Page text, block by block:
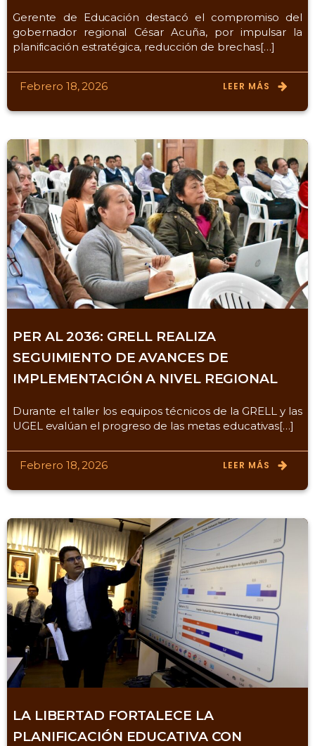
Gerente de Educación destacó el compromiso del
gobernador regional César Acuña, por impulsar la
planificación estratégica, reducción de brechas[…]
Febrero 18, 2026 LEER MÁS
PER AL 2036: GRELL REALIZA
SEGUIMIENTO DE AVANCES DE
IMPLEMENTACIÓN A NIVEL REGIONAL
Durante el taller los equipos técnicos de la GRELL y las
UGEL evalúan el progreso de las metas educativas[…]
Febrero 18, 2026 LEER MÁS
LA LIBERTAD FORTALECE LA
PLANIFICACIÓN EDUCATIVA CON